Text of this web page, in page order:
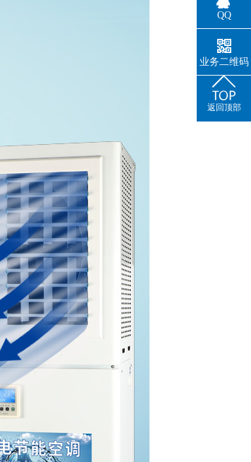
QQ
业务二维码
返回顶部